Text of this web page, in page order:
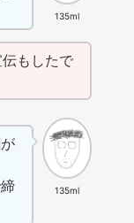
135ml
もしたで
135ml